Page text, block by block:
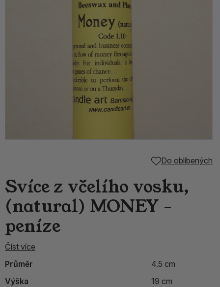
Do oblíbených
Svíce z včelího vosku,
(natural) MONEY -
peníze
Číst více
Průměr
4.5 cm
Výška
19 cm